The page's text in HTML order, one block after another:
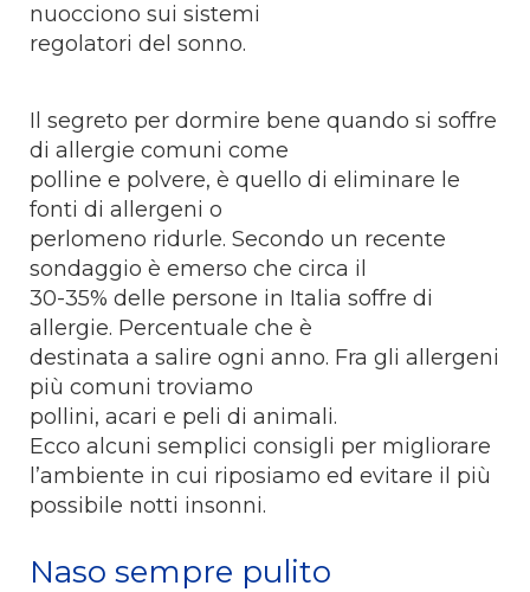
nuocciono sui sistemi
regolatori del sonno.
Il segreto per dormire bene quando si soffre
di allergie comuni come
polline e polvere, è quello di eliminare le
fonti di allergeni o
perlomeno ridurle. Secondo un recente
sondaggio è emerso che circa il
30-35% delle persone in Italia soffre di
allergie. Percentuale che è
destinata a salire ogni anno. Fra gli allergeni
più comuni troviamo
pollini, acari e peli di animali.
Ecco alcuni semplici consigli per migliorare
l’ambiente in cui riposiamo ed evitare il più
possibile notti insonni.
Naso sempre pulito